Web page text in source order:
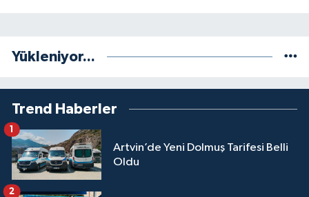
Yükleniyor...
Trend Haberler
Artvin’de Yeni Dolmuş Tarifesi Belli
Oldu
1
2